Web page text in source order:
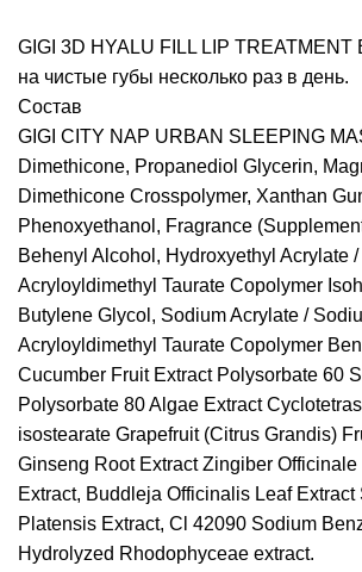
GIGI 3D HYALU FILL LIP TREATMENT
на чистые губы несколько раз в день.
Состав
GIGI CITY NAP URBAN SLEEPING
Dimethicone, Propanediol Glycerin,
Dimethicone Crosspolymer, Xanthan
Phenoxyethanol, Fragrance
Behenyl Alcohol, Hydroxyethyl Acrylate
Acryloyldimethyl Taurate Copolymer
Butylene Glycol, Sodium Acrylate /
Acryloyldimethyl Taurate Copolymer
Cucumber Fruit Extract Polysorbate 60
Polysorbate 80 Algae Extract
isostearate Grapefruit (Citrus Grandis)
Ginseng Root Extract Zingiber
Extract, Buddleja Officinalis Leaf Extract
Platensis Extract, Cl 42090 Sodium
Hydrolyzed Rhodophyceae extract.